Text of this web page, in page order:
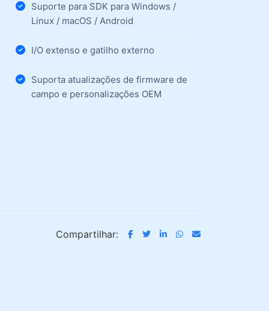
Suporte para SDK para Windows /
Linux / macOS / Android
I/O extenso e gatilho externo
Suporta atualizações de firmware de
campo e personalizações OEM
Compartilhar: